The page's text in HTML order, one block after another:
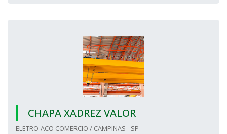
CHAPA XADREZ VALOR
ELETRO-ACO COMERCIO / CAMPINAS - SP